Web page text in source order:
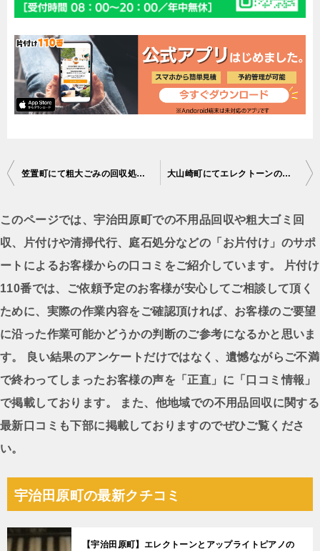
投
ナ
ビ
ゲ
ー
シ
ョ
ン
笠置町にて粗大ごみの回収処分 お客様の声 大山崎町にてエレクトーンの回収処分 お客様の声
このページでは、宇治田原町での不用品回収や粗大ゴミ回
収、片付けや清掃代行、庭石処分などの「お片付け」のサポ
ートによるお客様からの口コミをご紹介しています。 片付け
110番では、ご依頼予定のお客様が安心してご相談して頂く
ために、実際の作業内容をご確認頂ければ、お客様のご要望
に沿った作業可能かどうかの判断のご参考になるかと思いま
す。 良い結果のアンケートだけではなく、遺憾ながらご不満
で終わってしまったお客様の声を「正直」に「口コミ情報」
で掲載しております。 また、他地域での不用品回収に関する
最新口コミも下部に掲載しておりますのでぜひご覧くださ
い。
宇治田原町の最新クチコミ
【宇治田原町】エレクトーンとアップライトピアノの